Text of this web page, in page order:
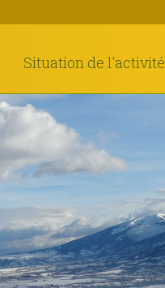
Situation de l'activité